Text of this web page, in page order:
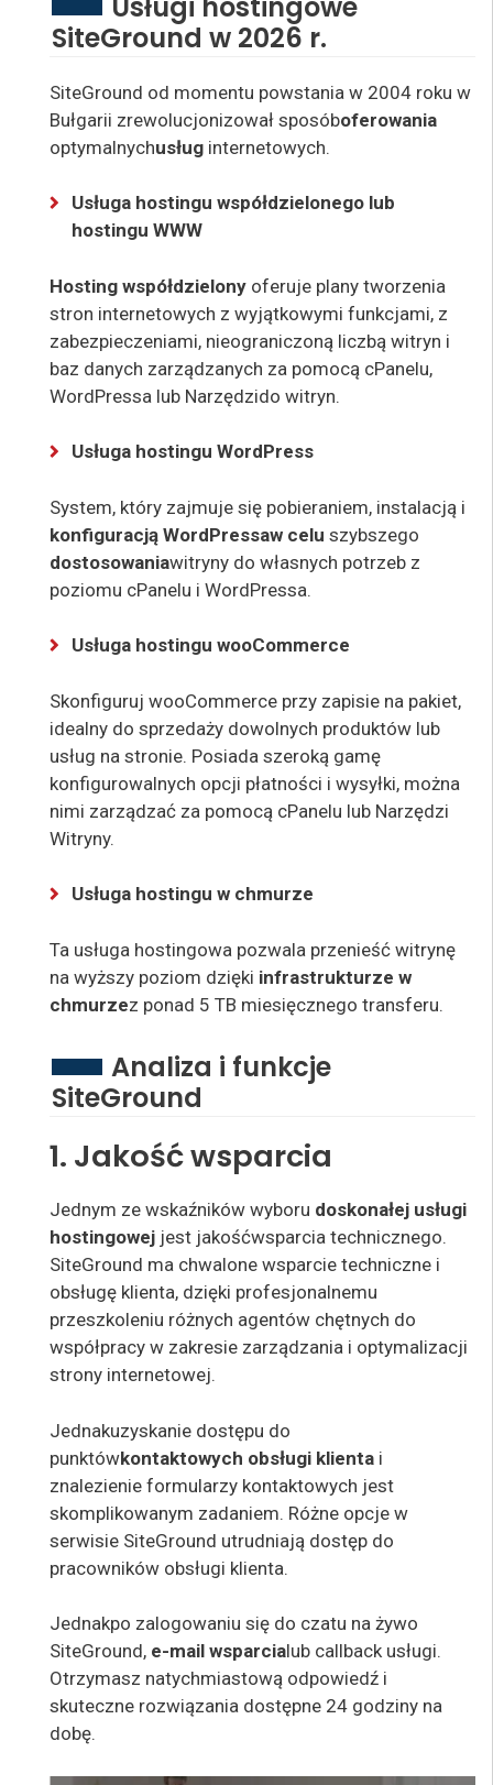
SiteGround w 2026 r.
SiteGround od momentu powstania w 2004 roku w
Bułgarii zrewolucjonizował sposóboferowania
optymalnychusług internetowych.
Usługa hostingu współdzielonego lub
hostingu WWW
Hosting współdzielony oferuje plany tworzenia
stron internetowych z wyjątkowymi funkcjami, z
zabezpieczeniami, nieograniczoną liczbą witryn i
baz danych zarządzanych za pomocą cPanelu,
WordPressa lub Narzędzido witryn.
Usługa hostingu WordPress
System, który zajmuje się pobieraniem, instalacją i
konfiguracją WordPressaw celu szybszego
dostosowaniawitryny do własnych potrzeb z
poziomu cPanelu i WordPressa.
Usługa hostingu wooCommerce
Skonfiguruj wooCommerce przy zapisie na pakiet,
idealny do sprzedaży dowolnych produktów lub
usług na stronie. Posiada szeroką gamę
konfigurowalnych opcji płatności i wysyłki, można
nimi zarządzać za pomocą cPanelu lub Narzędzi
Witryny.
Usługa hostingu w chmurze
Ta usługa hostingowa pozwala przenieść witrynę
na wyższy poziom dzięki infrastrukturze w
chmurzez ponad 5 TB miesięcznego transferu.
Analiza i funkcje
SiteGround
1. Jakość wsparcia
Jednym ze wskaźników wyboru doskonałej usługi
hostingowej jest jakośćwsparcia technicznego.
SiteGround ma chwalone wsparcie techniczne i
obsługę klienta, dzięki profesjonalnemu
przeszkoleniu różnych agentów chętnych do
współpracy w zakresie zarządzania i optymalizacji
strony internetowej.
Jednakuzyskanie dostępu do
punktówkontaktowych obsługi klienta i
znalezienie formularzy kontaktowych jest
skomplikowanym zadaniem. Różne opcje w
serwisie SiteGround utrudniają dostęp do
pracowników obsługi klienta.
Jednakpo zalogowaniu się do czatu na żywo
SiteGround, e-mail wsparcialub callback usługi.
Otrzymasz natychmiastową odpowiedź i
skuteczne rozwiązania dostępne 24 godziny na
dobę.